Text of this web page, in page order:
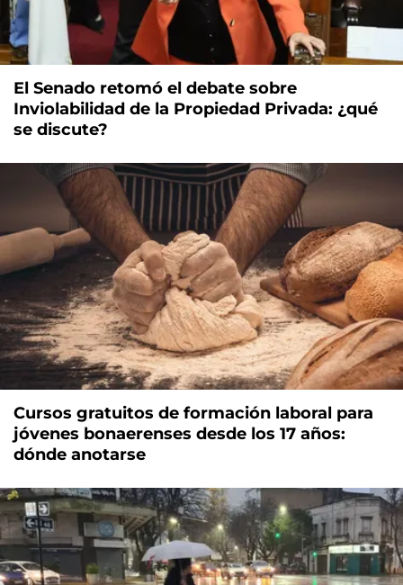
El Senado retomó el debate sobre
Inviolabilidad de la Propiedad Privada: ¿qué
se discute?
Cursos gratuitos de formación laboral para
jóvenes bonaerenses desde los 17 años:
dónde anotarse